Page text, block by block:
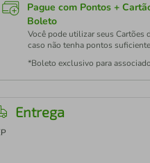
Pague com Pontos +
Boleto
Você pode utilizar seus Cartões
caso não tenha pontos
*Boleto exclusivo para
Entrega